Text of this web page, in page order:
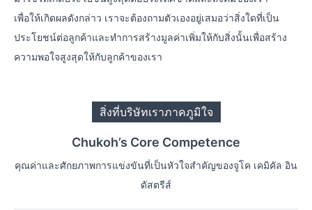
เพื่อให้เกิดผลดังกล่าว เราจะต้องถามตัวเองอยู่เสมอว่าสิ่งใดที่เป็น
ประโยชน์ต่อลูกค้าและทำการสร้างมูลค่าเพิ่มให้กับสิ่งนั้นเพื่อสร้าง
ความพอใจสูงสุดให้กับลูกค้าของเรา
สิ่งที่บริษัทเราภาคภูมิใจ
Chukoh’s Core Competence
คุณค่าและศักยภาพการแข่งขันที่เป็นหัวใจสำคัญของจูโค เคมิคัล อิน
ดัสตรีส์